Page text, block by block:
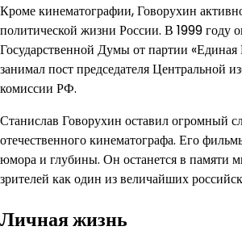
Кроме кинематографии, Говорухин
политической жизни России. В 1999 году
Государственной Думы от партии «Единая
занимал пост председателя Центральной
комиссии РФ.
Станислав Говорухин оставил огромный
отечественного кинематографа. Его
юмора и глубины. Он останется в памяти
зрителей как один из величайших
Личная жизнь